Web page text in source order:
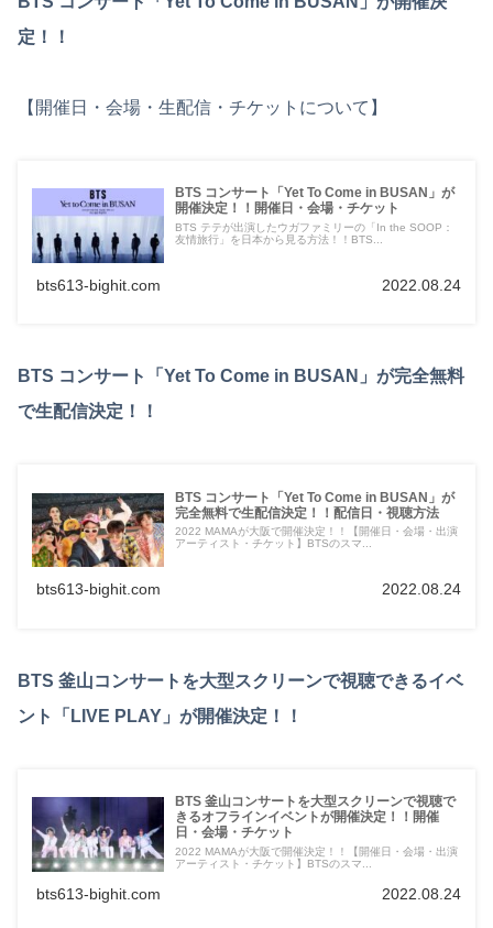
定！！
【開催日・会場・生配信・チケットについて】
BTS コンサート「Yet To Come in BUSAN」が
開催決定！！開催日・会場・チケット
BTS テテが出演したウガファミリーの「In the SOOP：
友情旅行」を日本から見る方法！！BTS...
bts613-bighit.com 2022.08.24
BTS コンサート「Yet To Come in BUSAN」が完全無料
で生配信決定！！
BTS コンサート「Yet To Come in BUSAN」が
完全無料で生配信決定！！配信日・視聴方法
2022 MAMAが大阪で開催決定！！【開催日・会場・出演
アーティスト・チケット】BTSのスマ...
bts613-bighit.com 2022.08.24
BTS 釜山コンサートを大型スクリーンで視聴できるイベ
ント「LIVE PLAY」が開催決定！！
BTS 釜山コンサートを大型スクリーンで視聴で
きるオフラインイベントが開催決定！！開催
日・会場・チケット
2022 MAMAが大阪で開催決定！！【開催日・会場・出演
アーティスト・チケット】BTSのスマ...
bts613-bighit.com 2022.08.24